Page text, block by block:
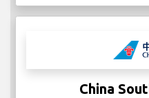
China